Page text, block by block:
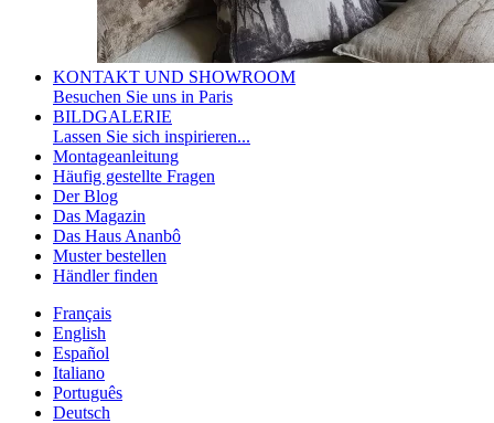
KONTAKT UND SHOWROOM
Besuchen Sie uns in Paris
BILDGALERIE
Lassen Sie sich inspirieren...
Montageanleitung
Häufig gestellte Fragen
Der Blog
Das Magazin
Das Haus Ananbô
Muster bestellen
Händler finden
Français
English
Español
Italiano
Português
Deutsch